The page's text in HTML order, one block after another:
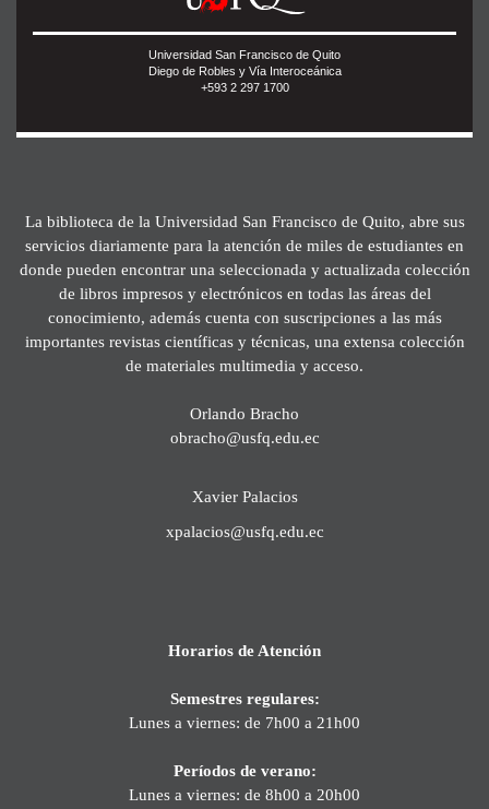
Universidad San Francisco de Quito
Diego de Robles y Vía Interoceánica
+593 2 297 1700
La biblioteca de la Universidad San Francisco de Quito, abre sus
servicios diariamente para la atención de miles de estudiantes en
donde pueden encontrar una seleccionada y actualizada colección
de libros impresos y electrónicos en todas las áreas del
conocimiento, además cuenta con suscripciones a las más
importantes revistas científicas y técnicas, una extensa colección
de materiales multimedia y acceso.
Orlando Bracho
obracho@usfq.edu.ec
Xavier Palacios
xpalacios@usfq.edu.ec
Horarios de Atención
Semestres regulares:
Lunes a viernes: de 7h00 a 21h00
Períodos de verano:
Lunes a viernes: de 8h00 a 20h00